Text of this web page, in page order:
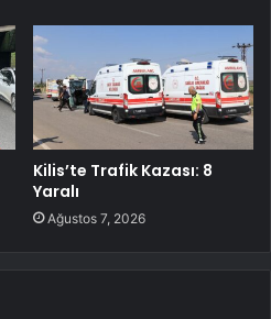
Kilis’te Trafik Kazası: 8
Yaralı
Ağustos 7, 2026